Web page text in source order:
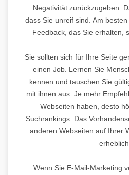
Negativität zurückzugeben.
dass Sie unreif sind. Am
Feedback, das Sie erhalten,
Sie sollten sich für Ihre Seite
einen Job. Lernen Sie
kennen und tauschen Sie
mit ihnen aus. Je mehr
Webseiten haben, desto
Suchrankings. Das
anderen Webseiten auf Ihrer
erheblich.
Wenn Sie E-Mail-Marketing